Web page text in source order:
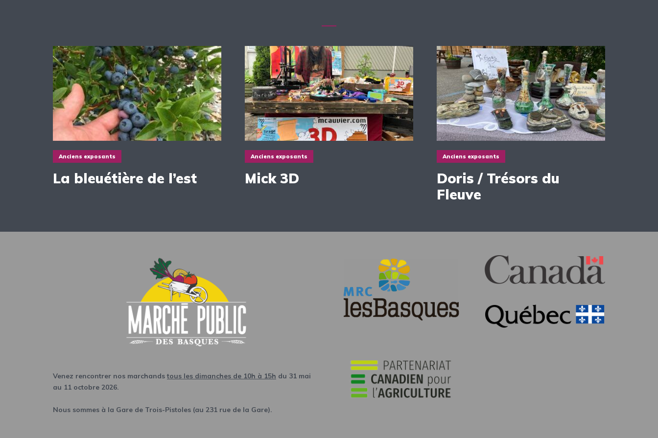
Anciens exposants
La bleuétière de l’est
Anciens exposants
Mick 3D
Anciens exposants
Doris / Trésors du
Fleuve
Venez rencontrer nos marchandstous les dimanches de 10h à 15h du 31 mai
au 11 octobre 2026.
Nous sommes à la Gare de Trois-Pistoles (au 231 rue de la Gare).